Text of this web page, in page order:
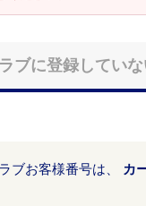
ブに登録してい
ブお客様番号は、
カ